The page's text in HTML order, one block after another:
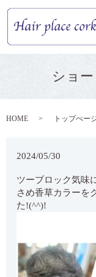
ショ
HOME トップぺー
2024/05/30
ツーブロック気味
さめ香草カラーを
た!(^^)!